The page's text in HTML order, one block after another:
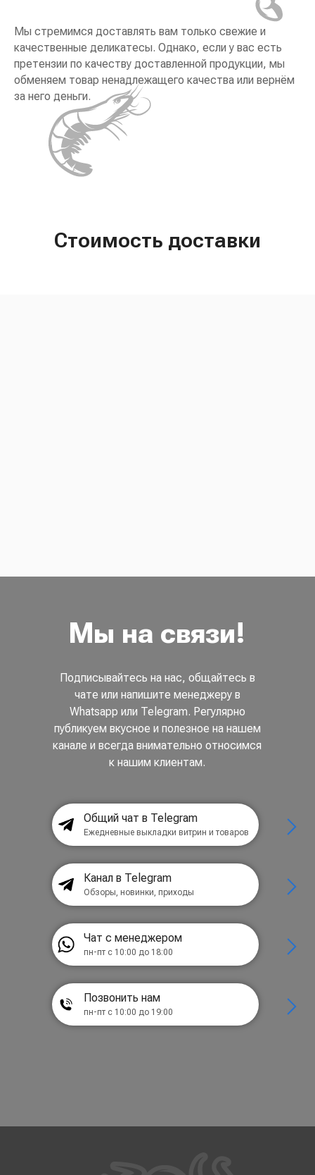
Мы стремимся доставлять вам только свежие и
качественные деликатесы. Однако, если у вас есть
претензии по качеству доставленной продукции, мы
обменяем товар ненадлежащего качества или вернём
за него деньги.
Стоимость доставки
Мы на связи!
Подписывайтесь на нас, общайтесь в
чате или напишите менеджеру в
Whatsapp или Telegram. Регулярно
публикуем вкусное и полезное на нашем
канале и всегда внимательно относимся
к нашим клиентам.
Общий чат в Telegram
Ежедневные выкладки витрин и товаров
Канал в Telegram
Обзоры, новинки, приходы
Чат с менеджером
пн-пт с 10:00 до 18:00
Позвонить нам
пн-пт с 10:00 до 19:00